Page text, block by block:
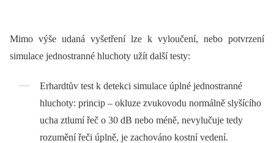
Mimo výše udaná vyšetření lze k vyloučení, nebo potvrzení
simulace jednostranné hluchoty užít další testy:
Erhardtův test k detekci simulace úplné jednostranné
hluchoty: princip –⁠ okluze zvukovodu normálně slyšícího
ucha ztlumí řeč o 30 dB nebo méně, nevylučuje tedy
rozumění řeči úplně, je zachováno kostní vedení.